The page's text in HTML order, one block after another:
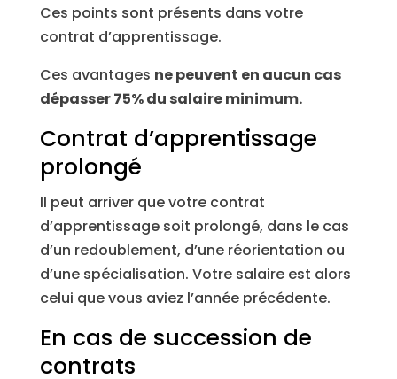
Ces points sont présents dans votre
contrat d’apprentissage.
Ces avantages ne peuvent en aucun cas
dépasser 75% du salaire minimum.
Contrat d’apprentissage
prolongé
Il peut arriver que votre contrat
d’apprentissage soit prolongé, dans le cas
d’un redoublement, d’une réorientation ou
d’une spécialisation. Votre salaire est alors
celui que vous aviez l’année précédente.
En cas de succession de
contrats